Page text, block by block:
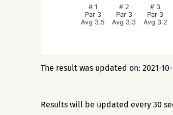
# 1
Par 3
Avg 3.5
# 2
Par 3
Avg 3.3
# 3
Par 3
Avg 3.2
The result was updated on: 2021-
Results will be updated every 30